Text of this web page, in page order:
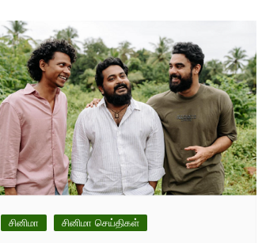
சினிமா சினிமா செய்திகள்